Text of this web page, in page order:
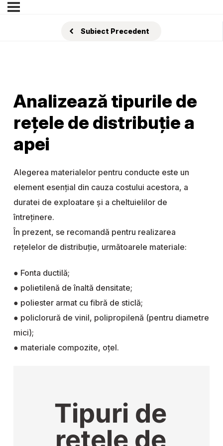
Subiect Precedent
Analizează tipurile de
rețele de distribuție a
apei
Alegerea materialelor pentru conducte este un
element esenţial din cauza costului acestora, a
duratei de exploatare şi a cheltuielilor de
întreţinere.
În prezent, se recomandă pentru realizarea
reţelelor de distribuţie, următoarele materiale:
● Fonta ductilă;
● polietilenă de înaltă densitate;
● poliester armat cu fibră de sticlă;
● policlorură de vinil, polipropilenă (pentru diametre
mici);
● materiale compozite, oţel.